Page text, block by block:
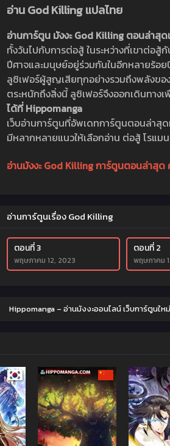
อ่าน God Killing แปลไทย
อ่านการ์ตูน มังงะ God Killing ตอนล่าสุ
ทั้งวันไปกับการต่อสู้ ในระหว่างที่เขาต่อ
ปีศาจและมนุษย์อยู่ร่วมกันในอีกหลายร้อ
ลูซิเฟอร์ผู้สูญเสียทุกอย่างรวมถึงพลังขอ
ตระหนักถึงสิ่งนี้ ลูซิเฟอร์จึงออกเดินทาง
ได้ที่ Hippomanga
เว็บอ่านการ์ตูนที่อัพเดทการ์ตูนตอนล่าสุ
มีหลากหลายแนวให้เลือกอ่าน ต่อสู้ โรแม
อ่านมังงะ God Killing การ์ตูนตอนล่าสุด
อ่านการ์ตูนเรื่อง God Killing
ตอนที่ 3
พฤษภาคม 12, 2023
ตอนที่ 2
พฤษภาคม
Hippomanga – อ่านมังงะออนไลน์ เว็บการ์ตูนใ